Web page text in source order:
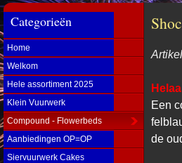
Categorieën
Home
Welkom
Hele assortiment 2025
Klein Vuurwerk
Compound - Flowerbeds
Aanbiedingen OP=OP
Siervuurwerk Cakes
Een
de